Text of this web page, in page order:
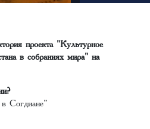
проекта "Культурное
в собраниях мира" на
Согдиане”